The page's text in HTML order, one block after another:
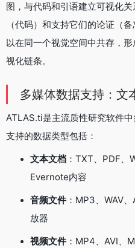
图，与代码和引语建立可视化
（代码）和支持它们的论证（
以在同一个视觉空间中共存，
视化链条。
多媒体数据支持：文
ATLAS.ti是主流质性研究软件
支持的数据类型包括：
文本文档 ：TXT、PDF、
Evernote内容
音频文件：MP3、WAV
放器
视频文件：MP4、AVI、